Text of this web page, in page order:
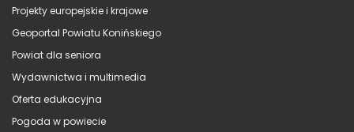
Projekty europejskie i krajowe
Geoportal Powiatu Konińskiego
Powiat dla seniora
Wydawnictwa i multimedia
Oferta edukacyjna
Pogoda w powiecie